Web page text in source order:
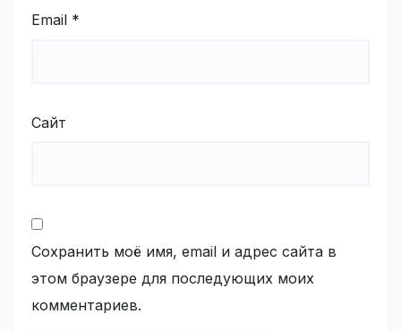
Email *
Сайт
Сохранить моё имя, email и адрес сайта в
этом браузере для последующих моих
комментариев.